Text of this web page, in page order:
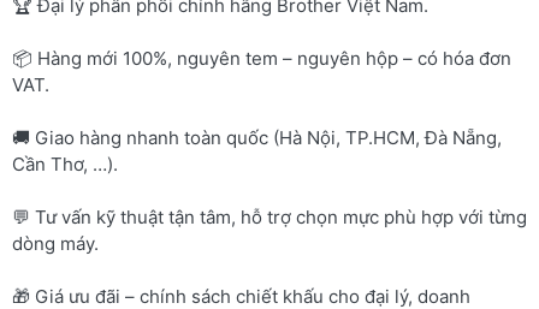
🏆 Đại lý phân phối chính hãng Brother Việt Nam.
📦 Hàng mới 100%, nguyên tem – nguyên hộp – có hóa đơn
VAT.
🚚 Giao hàng nhanh toàn quốc (Hà Nội, TP.HCM, Đà Nẵng,
Cần Thơ, …).
💬 Tư vấn kỹ thuật tận tâm, hỗ trợ chọn mực phù hợp với từng
dòng máy.
🎁 Giá ưu đãi – chính sách chiết khấu cho đại lý, doanh